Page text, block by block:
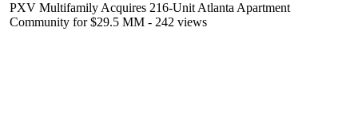
PXV Multifamily Acquires 216-Unit Atlanta Apartment
Community for $29.5 MM - 242 views